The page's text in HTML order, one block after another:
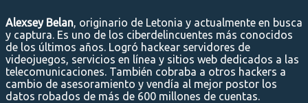
Alexsey Belan, originario de Letonia y actualmente en busca
y captura. Es uno de los ciberdelincuentes más conocidos
de los últimos años. Logró hackear servidores de
videojuegos, servicios en línea y sitios web dedicados a las
telecomunicaciones. También cobraba a otros hackers a
cambio de asesoramiento y vendía al mejor postor los
datos robados de más de 600 millones de cuentas.